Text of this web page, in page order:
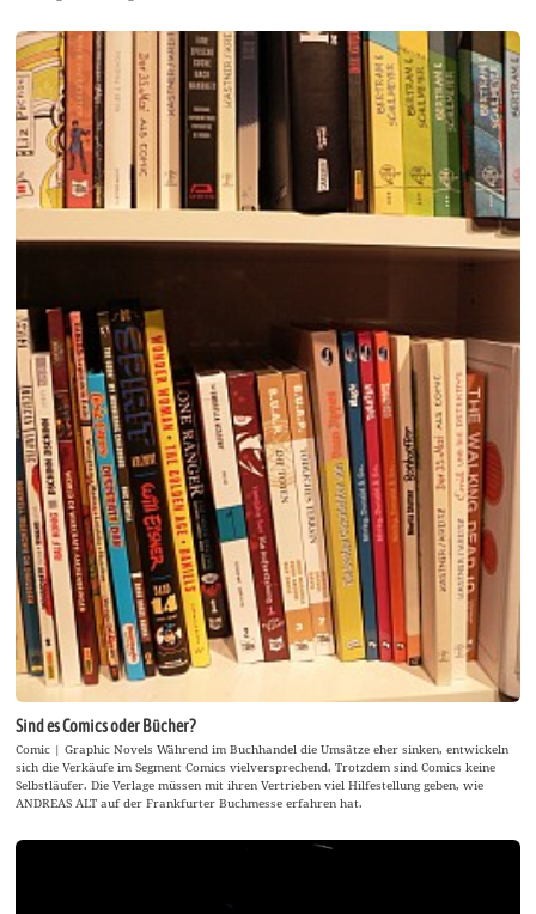
Sind es Comics oder Bücher?
Comic | Graphic Novels Während im Buchhandel die Umsätze eher sinken, entwickeln
sich die Verkäufe im Segment Comics vielversprechend. Trotzdem sind Comics keine
Selbstläufer. Die Verlage müssen mit ihren Vertrieben viel Hilfestellung geben, wie
ANDREAS ALT auf der Frankfurter Buchmesse erfahren hat.